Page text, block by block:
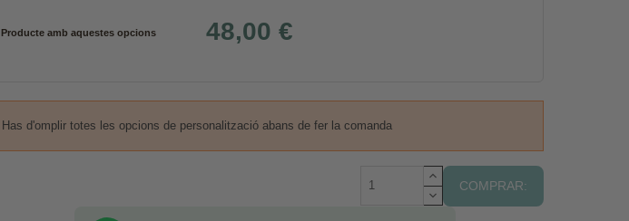
Producte amb aquestes opcions 48,00 €
Has d'omplir totes les opcions de personalització abans de fer la comanda
COMPRAR: